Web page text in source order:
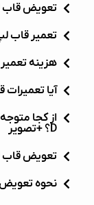
تعویض قاب
تعمیر قاب
هزینه
آیا تعمیرات
D؟ +تصویر
تعویض قاب
نحوه